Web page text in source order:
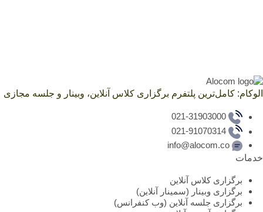
الوکام: کامل‌ترین پلتفرم برگزاری کلاس آنلاین، وبینار و جلسه مجازی
021-31903000
021-91070314
info@alocom.co
خدمات
برگزاری کلاس آنلاین
برگزاری وبینار (سمینار آنلاین)
برگزاری جلسه آنلاین (وب کنفرانس)